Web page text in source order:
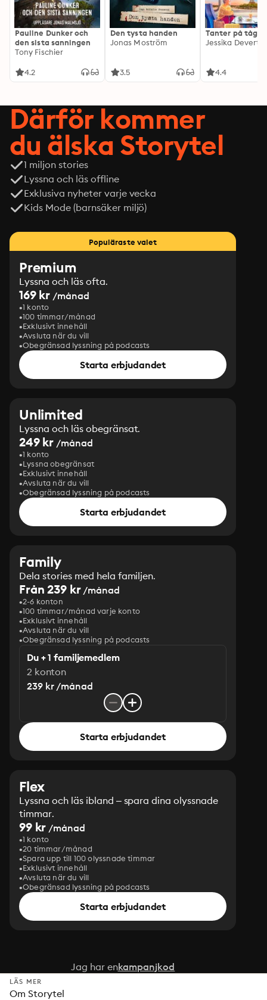
Pauline Dunker och
den sista sanningen
Tony Fischier
4.2
Den tysta handen
Jonas Moström
3.5
Tanter på tåg
Jessika Devert
4.4
Därför kommer
du älska Storytel
1 miljon stories
Lyssna och läs offline
Exklusiva nyheter varje vecka
Kids Mode (barnsäker miljö)
Populäraste valet
Premium
Lyssna och läs ofta.
169 kr /månad
1 konto
100 timmar/månad
Exklusivt innehåll
Avsluta när du vill
Obegränsad lyssning på podcasts
Starta erbjudandet
Unlimited
Lyssna och läs obegränsat.
249 kr /månad
1 konto
Lyssna obegränsat
Exklusivt innehåll
Avsluta när du vill
Obegränsad lyssning på podcasts
Starta erbjudandet
Family
Dela stories med hela familjen.
Från 239 kr/månad
2-6 konton
100 timmar/månad varje konto
Exklusivt innehåll
Avsluta när du vill
Obegränsad lyssning på podcasts
Du + 1 familjemedlem
2 konton
239 kr /månad
Starta erbjudandet
Flex
Lyssna och läs ibland – spara dina olyssnade
timmar.
99 kr /månad
1 konto
20 timmar/månad
Spara upp till 100 olyssnade timmar
Exklusivt innehåll
Avsluta när du vill
Obegränsad lyssning på podcasts
Starta erbjudandet
Jag har enkampanjkod
LÄS MER
Om Storytel